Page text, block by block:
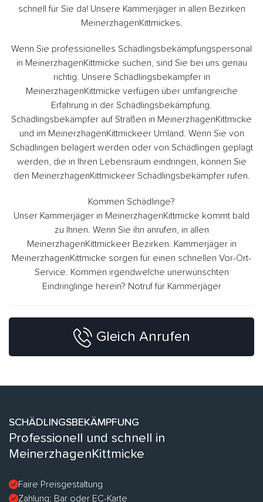
schnell für Sie da! Unsere Kammerjäger in allen Bezirken
MeinerzhagenKittmickes.
Wenn Sie professionelles Schädlingsbekämpfungspersonal
in MeinerzhagenKittmicke suchen, sind Sie bei uns genau
richtig. Unsere Schädlingsbekämpfer in
MeinerzhagenKittmicke verfügen über umfangreiche
Erfahrung in der Schädlingsbekämpfung.
Schädlingsbekämpfer auf Straßen in MeinerzhagenKittmicke
und im MeinerzhagenKittmickeer Umland. Wenn Sie von
Schädlingen belagert werden oder von Schädlingen geplagt
werden, die in Ihren Lebensraum eindringen, können Sie
den MeinerzhagenKittmickeer Schädlingsbekämpfer rufen.
Kommen Schädlinge?
Unser Kammerjäger in MeinerzhagenKittmicke kommt bald
zu Ihnen. Wenn Sie ihn anrufen, in allen
MeinerzhagenKittmickeer Bezirken. Kammerjäger in
MeinerzhagenKittmicke sorgen für einen schnellen Vor-Ort-
Service. Kommen irgendwelche unerwünschten
Eindringlinge herein? Notruf für Kammerjäger
Gleich Anrufen
SCHÄDLINGSBEKÄMPFUNG
Professionell und schnell in
MeinerzhagenKittmicke
Faire Preisgestaltung
Zahlung: Bar oder EC-Karte